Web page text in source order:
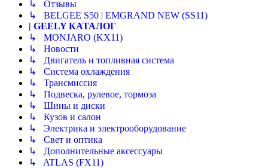
↳ Отзывы
↳ BELGEE S50 | EMGRAND NEW (SS11)
| GEELY КАТАЛОГ
↳ MONJARO (KX11)
↳ Новости
↳ Двигатель и топливная система
↳ Система охлаждения
↳ Трансмиссия
↳ Подвеска, рулевое, тормоза
↳ Шины и диски
↳ Кузов и салон
↳ Электрика и электрооборудование
↳ Свет и оптика
↳ Дополнительные аксессуары
↳ ATLAS (FX11)